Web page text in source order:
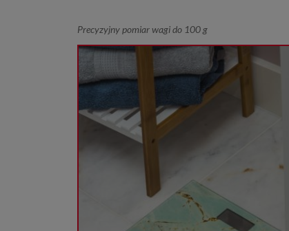
Precyzyjny pomiar wagi do 100 g